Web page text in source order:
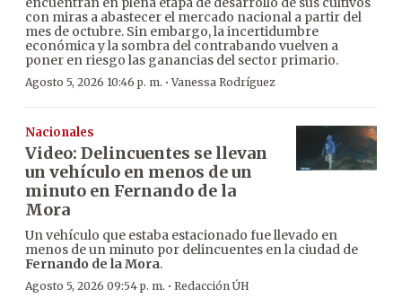
con miras a abastecer el mercado nacional a partir del
mes de octubre. Sin embargo, la incertidumbre
económica y la sombra del contrabando vuelven a
poner en riesgo las ganancias del sector primario.
Agosto 5, 2026 10:46 p. m. ·Vanessa Rodríguez
Nacionales
Video: Delincuentes se llevan
un vehículo en menos de un
minuto en Fernando de la
Mora
Un vehículo que estaba estacionado fue llevado en
menos de un minuto por delincuentes en la ciudad de
Fernando de la Mora.
Agosto 5, 2026 09:54 p. m. · Redacción ÚH